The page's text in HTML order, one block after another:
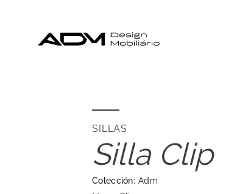
SILLAS
Silla Clip
Colección: Adm